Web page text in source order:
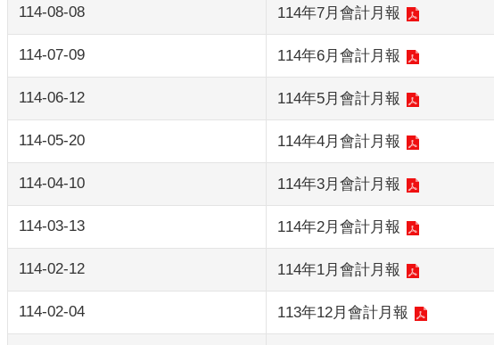
114-08-08 114年7月會計月報
114-07-09 114年6月會計月報
114-06-12 114年5月會計月報
114-05-20 114年4月會計月報
114-04-10 114年3月會計月報
114-03-13 114年2月會計月報
114-02-12 114年1月會計月報
114-02-04 113年12月會計月報